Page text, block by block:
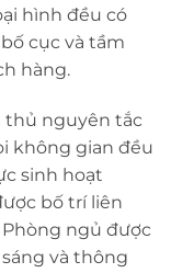
hình đều có
cục và tầm
hàng.
thủ nguyên tắc
không gian đều
sinh hoạt
bố trí liên
ngủ được
và thông